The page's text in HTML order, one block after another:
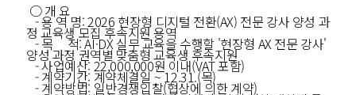
○ 개 요
- 용 역 명: 2026 현장형 디지털 전환(AX) 전문 강사 양성 과
정 교육생 모집 후속지원 용역
- 목 적: AI·DX 실무 교육을 수행할 '현장형 AX 전문 강사'
양성 과정 권역별 맞춤형 교육생 후속지원
- 사업예산: 22,000,000원 이내(VAT 포함)
- 계약기간: 계약체결일 ~ 12.31.(목)
- 계약방법: 일반경쟁입찰(협상에 의한 계약)